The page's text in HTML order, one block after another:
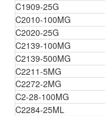
C1909-25G
C2010-100MG
C2020-25G
C2139-100MG
C2139-500MG
C2211-5MG
C2272-2MG
C2-28-100MG
C2284-25ML